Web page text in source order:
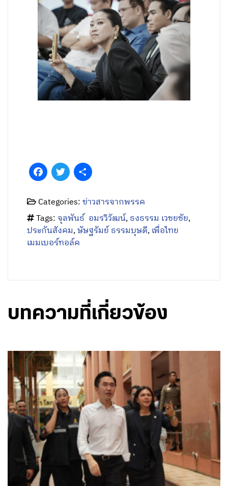
Tags:จุลพันธ์ อมรวิวัฒน์
ประกันสังคม ,ษัษฐรัมย์ ธรรมบุษดี
August 7, 2026 - 15:18 โดย พรรคเพื่อไทย
‘ศ.ดร.ยศชนัน’ ลงพื้นที่เหตุกราดยิง รร.เทพศิรินทร์ นนทบุรี
สั่งยกระดับความปลอดภัยสถานศึกษาทั่วประเทศ-แก้ปมบูล